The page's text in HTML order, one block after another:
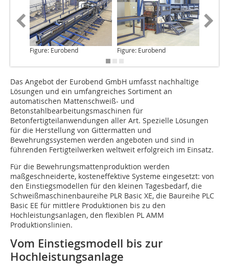
Figure: Eurobend Figure: Eurobend
Das Angebot der Eurobend GmbH umfasst nachhaltige
Lösungen und ein umfangreiches Sortiment an
automatischen Mattenschweiß- und
Betonstahlbearbeitungsmaschinen für
Betonfertigteilanwendungen aller Art. Spezielle Lösungen
für die Herstellung von Gittermatten und
Bewehrungssystemen werden angeboten und sind in
führenden Fertigteilwerken weltweit erfolgreich im Einsatz.
Für die Bewehrungsmattenproduktion werden
maßgeschneiderte, kosteneffektive Systeme eingesetzt: von
den Einstiegsmodellen für den kleinen Tagesbedarf, die
Schweißmaschinenbaureihe PLR Basic XE, die Baureihe PLC
Basic EE für mittlere Produktionen bis zu den
Hochleistungsanlagen, den flexiblen PL AMM
Produktionslinien.
Vom Einstiegsmodell bis zur
Hochleistungsanlage